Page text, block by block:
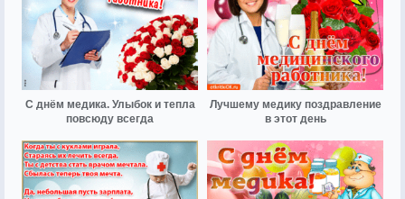
С днём медика. Улыбок и тепла
повсюду всегда
Лучшему медику поздравление
в этот день